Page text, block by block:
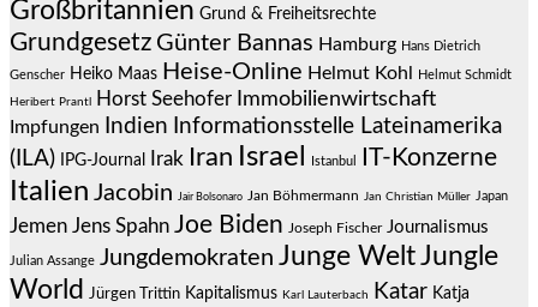
Großbritannien Grund & Freiheitsrechte
Grundgesetz Günter Bannas Hamburg Hans Dietrich
Genscher Heiko Maas Heise-Online Helmut Kohl Helmut Schmidt
Heribert Prantl Horst Seehofer Immobilienwirtschaft
Impfungen Indien Informationsstelle Lateinamerika
(ILA)
IPG-Journal Irak Iran Israel Istanbul IT-Konzerne
Italien Jacobin Jair Bolsonaro Jan Böhmermann Jan Christian Müller Japan
Jemen Jens Spahn Joe Biden Joseph Fischer Journalismus
Julian Assange Jungdemokraten Junge WeltJungle
World Jürgen Trittin Kapitalismus Karl Lauterbach Katar Katja